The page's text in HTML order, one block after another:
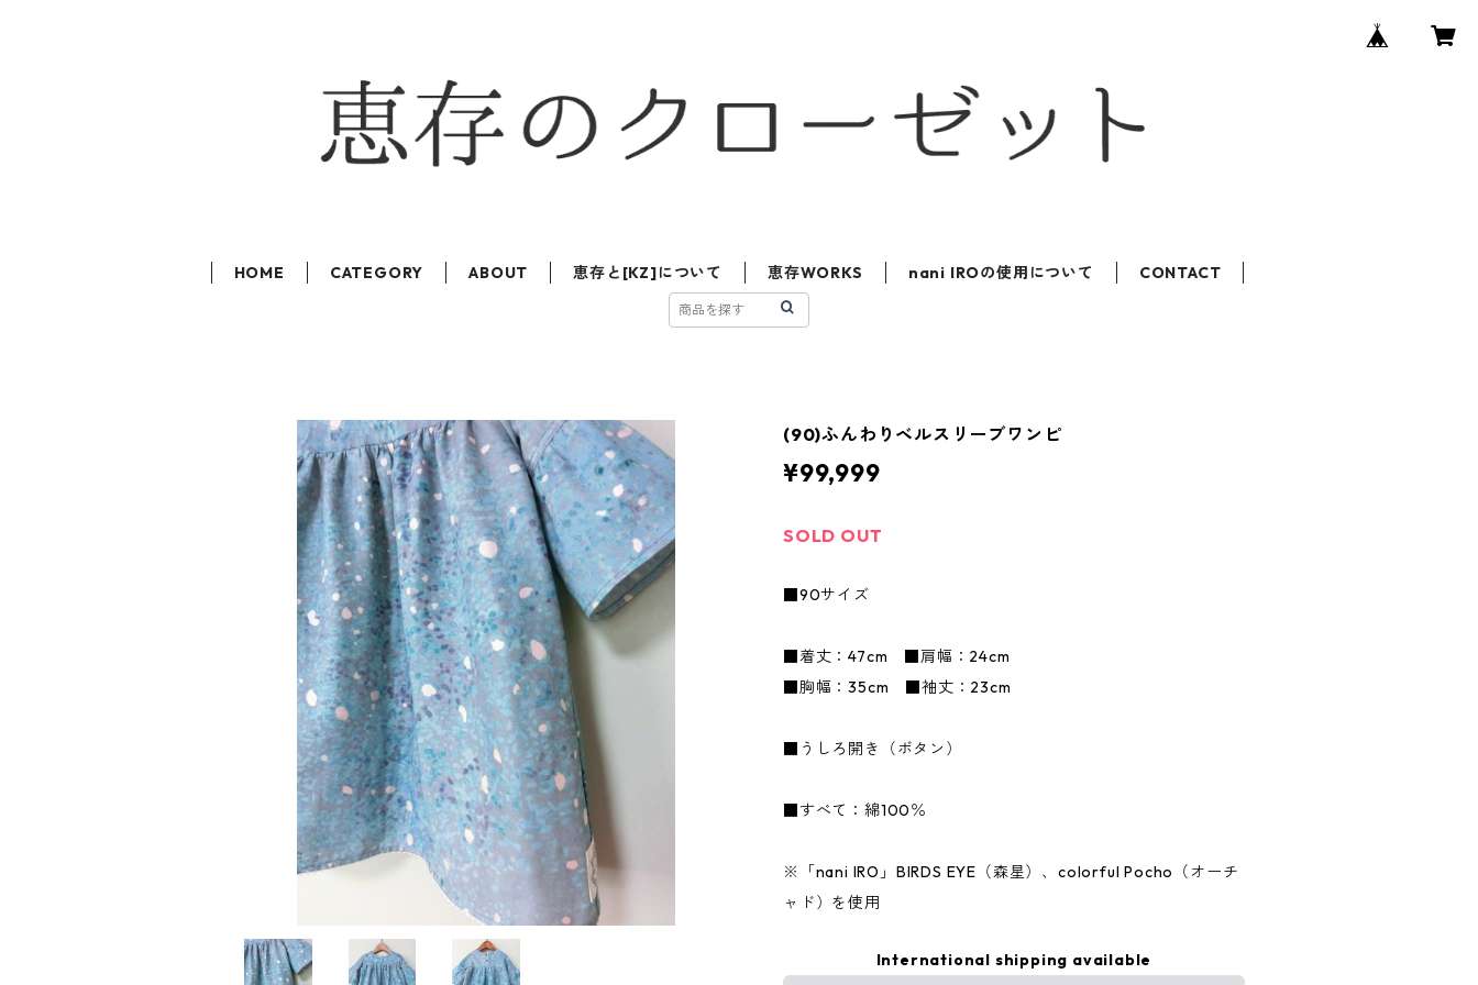
HOME CATEGORY ABOUT 恵存と[KZ]について 恵存WORKS nani IROの使用について CONTACT
(90)ふんわりベルスリーブワンピ
¥99,999
SOLD OUT
■90サイズ
■着丈：47cm ■肩幅：24cm
■胸幅：35cm ■袖丈：23cm
■うしろ開き（ボタン）
■すべて：綿100％
※「nani IRO」BIRDS EYE（森星）、colorful Pocho（オーチ
ャド）を使用
International shipping available